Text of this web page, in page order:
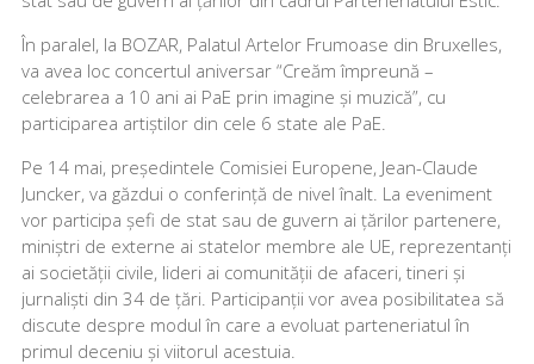
În paralel, la BOZAR, Palatul Artelor Frumoase din Bruxelles,
va avea loc concertul aniversar “Creăm împreună –
celebrarea a 10 ani ai PaE prin imagine și muzică”, cu
participarea artiștilor din cele 6 state ale PaE.
Pe 14 mai, președintele Comisiei Europene, Jean-Claude
Juncker, va găzdui o conferință de nivel înalt. La eveniment
vor participa șefi de stat sau de guvern ai țărilor partenere,
miniștri de externe ai statelor membre ale UE, reprezentanți
ai societății civile, lideri ai comunității de afaceri, tineri și
jurnaliști din 34 de țări. Participanții vor avea posibilitatea să
discute despre modul în care a evoluat parteneriatul în
primul deceniu și viitorul acestuia.